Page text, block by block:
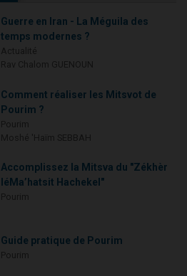
Guerre en Iran - La Méguila des
temps modernes ?
Comment réaliser les Mitsvot de
Pourim ?
Accomplissez la Mitsva du "Zékhèr
léMa’hatsit Hachekel"
Guide pratique de Pourim